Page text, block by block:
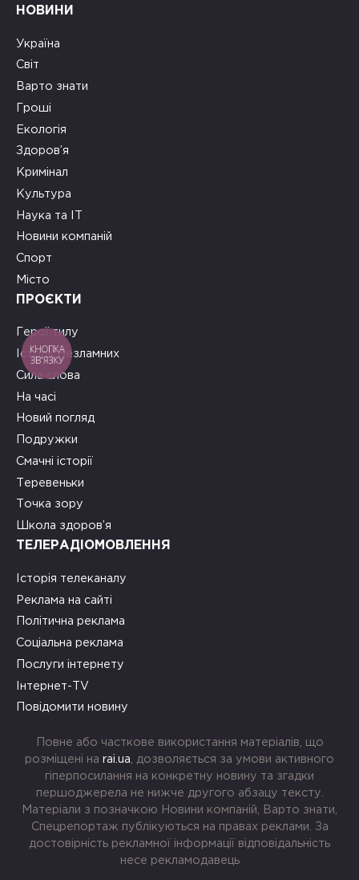
НОВИНИ
Україна
Світ
Варто знати
Гроші
Екологія
Здоров’я
Кримінал
Культура
Наука та ІТ
Новини компаній
Спорт
Місто
ПРОЄКТИ
Герої тилу
Історії Незламних
Сила слова
На часі
Новий погляд
Подружки
Смачні історії
Теревеньки
Точка зору
Школа здоров’я
ТЕЛЕРАДІОМОВЛЕННЯ
Історія телеканалу
Реклама на сайті
Політична реклама
Соціальна реклама
Послуги інтернету
Інтернет-TV
Повідомити новину
Повне або часткове використання матеріалів, що
розміщені на rai.ua , дозволяється за умови активного
гіперпосилання на конкретну новину та згадки
першоджерела не нижче другого абзацу тексту.
Матеріали з позначкою Новини компаній, Варто знати,
Спецрепортаж публікуються на правах реклами. За
достовірність рекламної інформації відповідальність
несе рекламодавець
КНОПКА
ЗВ'ЯЗКУ